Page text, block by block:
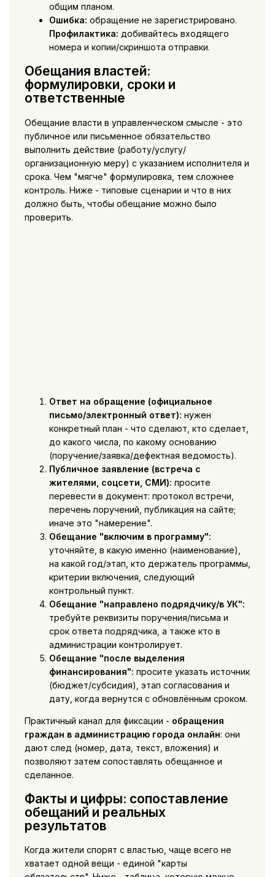
общим планом.
Ошибка: обращение не зарегистрировано.
Профилактика: добивайтесь входящего
номера и копии/скриншота отправки.
Обещания властей:
формулировки, сроки и
ответственные
Обещание власти в управленческом смысле - это
публичное или письменное обязательство
выполнить действие (работу/услугу/
организационную меру) с указанием исполнителя и
срока. Чем "мягче" формулировка, тем сложнее
контроль. Ниже - типовые сценарии и что в них
должно быть, чтобы обещание можно было
проверить.
Ответ на обращение (официальное
письмо/электронный ответ): нужен
конкретный план - что сделают, кто сделает,
до какого числа, по какому основанию
(поручение/заявка/дефектная ведомость).
Публичное заявление (встреча с
жителями, соцсети, СМИ): просите
перевести в документ: протокол встречи,
перечень поручений, публикация на сайте;
иначе это "намерение".
Обещание "включим в программу":
уточняйте, в какую именно (наименование),
на какой год/этап, кто держатель программы,
критерии включения, следующий
контрольный пункт.
Обещание "направлено подрядчику/в УК":
требуйте реквизиты поручения/письма и
срок ответа подрядчика, а также кто в
администрации контролирует.
Обещание "после выделения
финансирования": просите указать источник
(бюджет/субсидия), этап согласования и
дату, когда вернутся с обновлённым сроком.
Практичный канал для фиксации - обращения
граждан в администрацию города онлайн: они
дают след (номер, дата, текст, вложения) и
позволяют затем сопоставлять обещанное и
сделанное.
Факты и цифры: сопоставление
обещаний и реальных
результатов
Когда жители спорят с властью, чаще всего не
хватает одной вещи - единой "карты